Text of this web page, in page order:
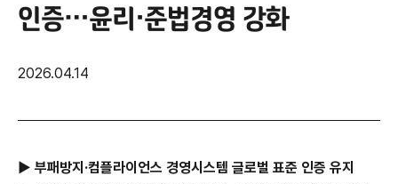
인증…윤리·준법경영 강화
2026.04.14
▶ 부패방지·컴플라이언스 경영시스템 글로벌 표준 인증 유지